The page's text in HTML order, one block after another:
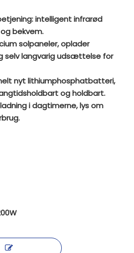
intelligent infrarød
bekvem.
solpaneler, oplader
selv langvarig udsættelse for
nyt lithiumphosphatbatteri,
og holdbart.
i dagtimerne, lys om